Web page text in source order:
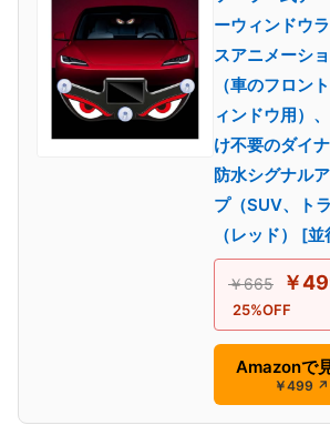
ーウィンドウ
スアニメーシ
（車のフロン
ィンドウ用）
け不要のダイ
防水シグナル
プ（SUV、ト
（レッド） [
￥665 ￥
25%OFF
Amazonで
￥499 ↗